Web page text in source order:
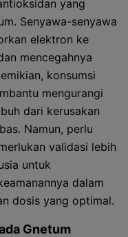
yang
Senyawa-senyawa
elektron ke
mencegahnya
konsumsi
mengurangi
dari kerusakan
Namun, perlu
validasi lebih
untuk
dalam
dosis yang optimal.
Gnetum